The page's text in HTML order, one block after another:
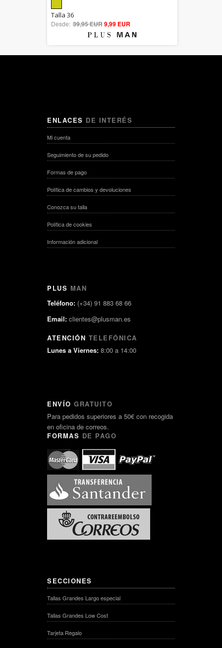
out of 5
Talla 36
Desde: 39,95 EUR9,99 EUR
ENLACES DE INTERÉS
Mi cuenta
Seguimiento de su pedido
Formas de pago
Política de cambios y devoluciones
Conozca su talla
Política de cookies
Información adicional
PLUS MAN
Teléfono: (+34) 91 883 68 66
Email: clientes@plusman.es
ATENCIÓN TELEFÓNICA
Lunes a Viernes: 8:00 a 14:00
ENVÍO GRATUITO
Para pedidos superiores a 50€ con recogida
en oficina de correos.
FORMAS DE PAGO
SECCIONES
Tallas Grandes Largo especial
Tallas Grandes Low Cost
Tarjeta Regalo